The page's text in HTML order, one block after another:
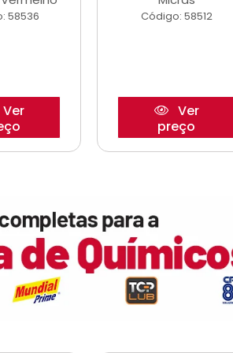
58536
Ver
Código: 58512
Ver
preço